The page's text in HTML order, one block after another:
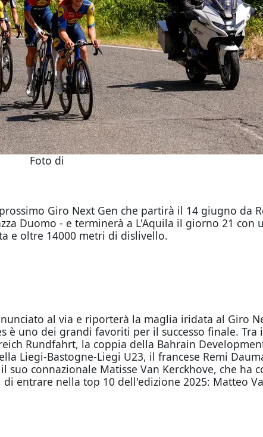
Foto di
Giro Next Gen che partirà il 14 giugno da
Duomo - e terminerà a L'Aquila il giorno 21 con
e oltre 14000 metri di dislivello.
al via e riporterà la maglia iridata al Giro
è uno dei grandi favoriti per il successo finale.
Rundfahrt, la coppia della Bahrain
Liegi-Bastogne-Liegi U23, il francese Remi
connazionale Matisse Van Kerckhove, che ha
entrare nella top 10 dell'edizione 2025: Matteo